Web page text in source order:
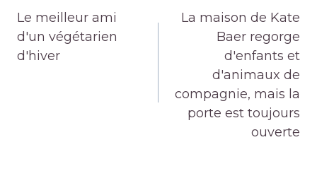
de
l’article
Le meilleur ami
d'un végétarien
d'hiver
La maison de Kate
Baer regorge
d'enfants et
d'animaux de
compagnie, mais la
porte est toujours
ouverte